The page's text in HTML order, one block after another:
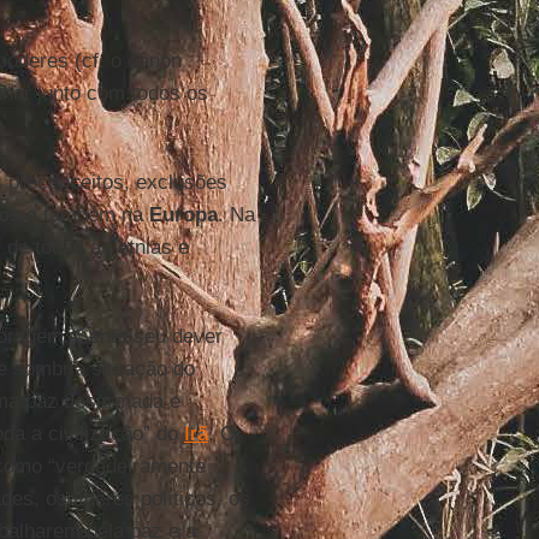
(cf. o cânon
junto com todos os
preconceitos, exclusões
e também naEuropa. Na
todas as etnias e
Sente seu dever
sombria situação do
paz desarmada e
a civilização” doIrã. O
“verdadeiramente
os líderes políticos, os
pela paz e a